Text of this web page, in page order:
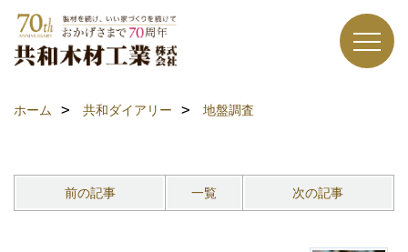
ホーム 共和ダイアリー 地盤調査
前の記事 一覧 次の記事